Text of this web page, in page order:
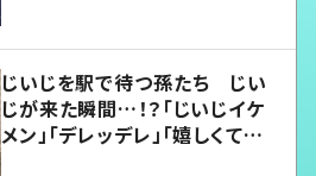
じいじを駅で待つ孫たち じい
じが来た瞬間…！？「じいじイケ
メン」「デレッデレ」「嬉しくて可